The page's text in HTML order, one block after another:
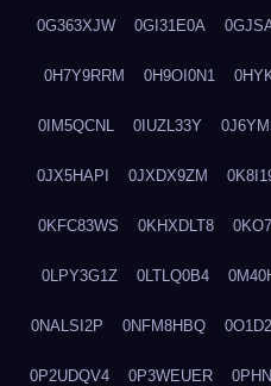
0G363XJW 0GI31E0A
0H7Y9RRM 0H9OI0N1
0IM5QCNL 0IUZL33Y
0JX5HAPI 0JXDX9ZM
0KFC83WS 0KHXDLT8
0LPY3G1Z 0LTLQ0B4
0NALSI2P 0NFM8HBQ
0P2UDQV4 0P3WEUER